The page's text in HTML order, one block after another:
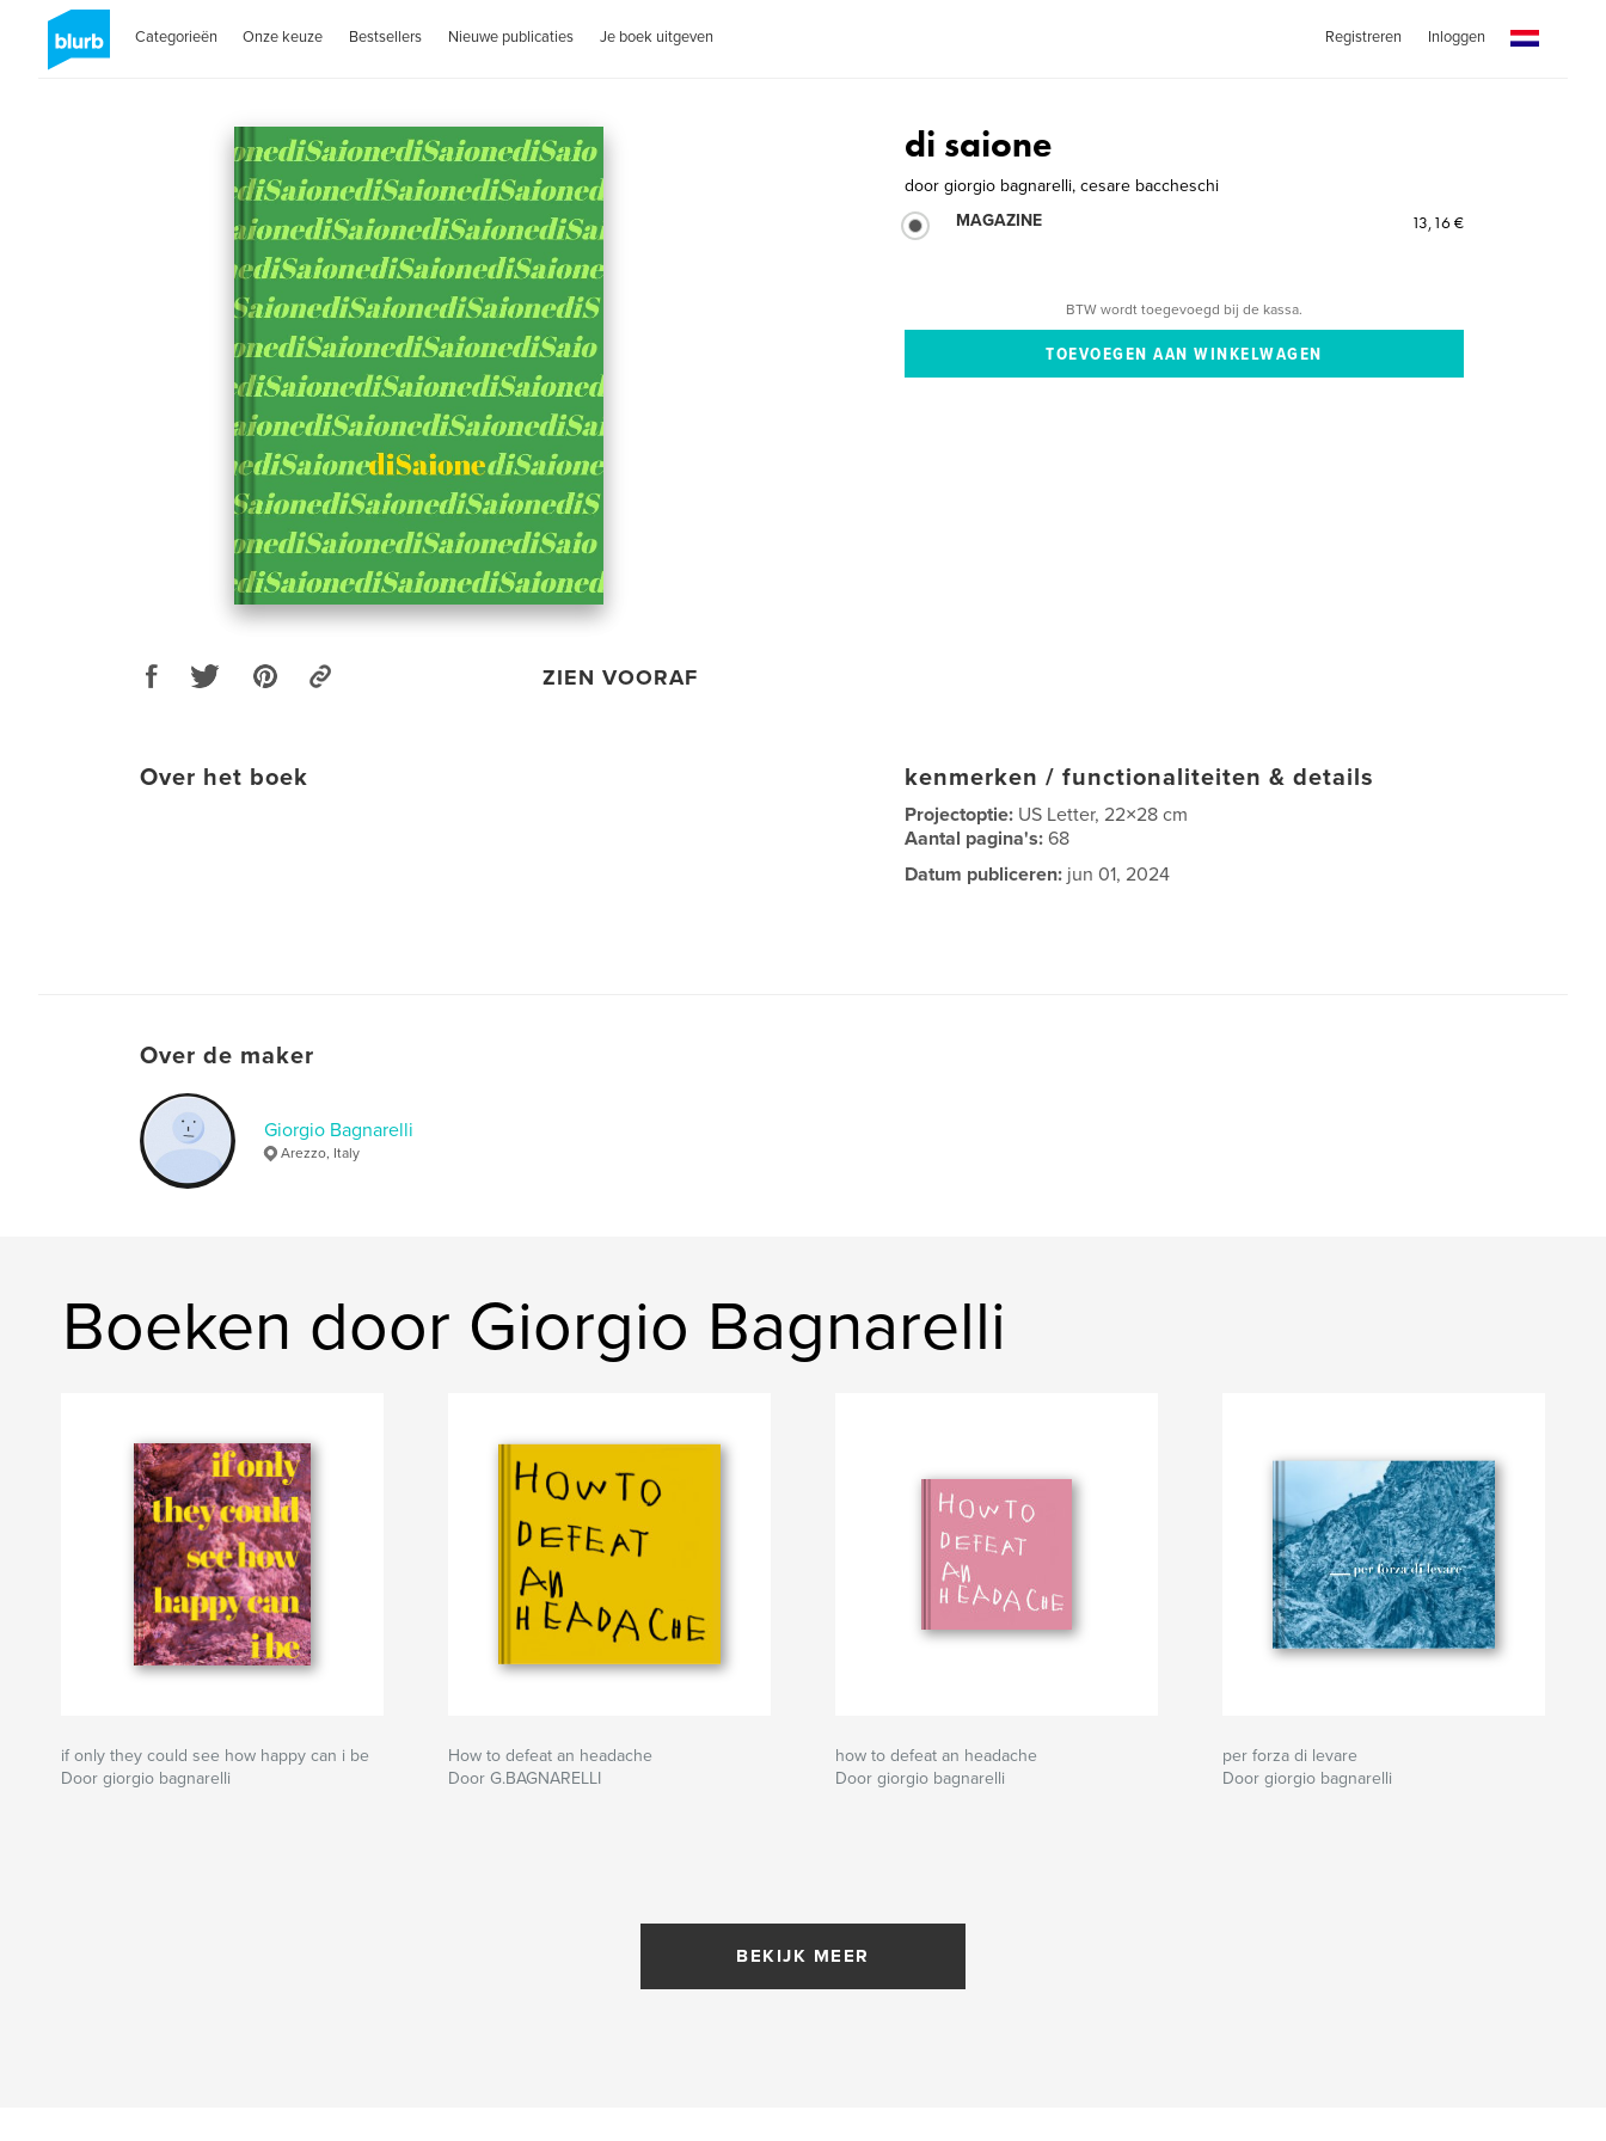
Categorieën Onze keuze Bestsellers Nieuwe publicaties Je boek uitgeven Registreren Inloggen
ZIEN VOORAF
di saione
door giorgio bagnarelli, cesare baccheschi
MAGAZINE
13,16 €
BTW wordt toegevoegd bij de kassa.
Over het boek kenmerken / functionaliteiten & details
Projectoptie: US Letter, 22×28 cm
Aantal pagina's:68
Datum publiceren: jun 01, 2024
Over de maker
Giorgio Bagnarelli
Arezzo, Italy
Boeken door Giorgio Bagnarelli
if only they could see how happy can i be
Door giorgio bagnarelli
How to defeat an headache
Door G.BAGNARELLI
how to defeat an headache
Door giorgio bagnarelli
per forza di levare
Door giorgio bagnarelli
BEKIJK MEER